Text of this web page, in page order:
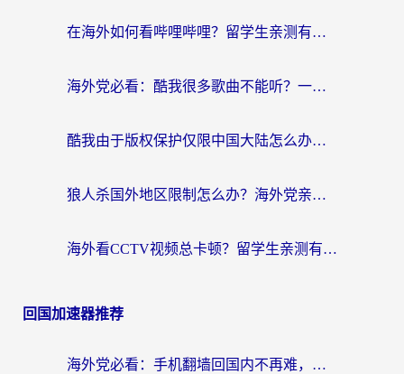
在海外如何看哔哩哔哩？留学生亲测有效的回国加速指南
海外党必看：酷我很多歌曲不能听？一招解决优酷版权限制+B站地域问题！
酷我由于版权保护仅限中国大陆怎么办？海外党亲测有效的解锁指南
狼人杀国外地区限制怎么办？海外党亲测有效的全场景回国加速指南
海外看CCTV视频总卡顿？留学生亲测有效的回国加速器选择指南
回国加速器推荐
海外党必看：手机翻墙回国内不再难，一篇搞定无缝访问国内资源指南